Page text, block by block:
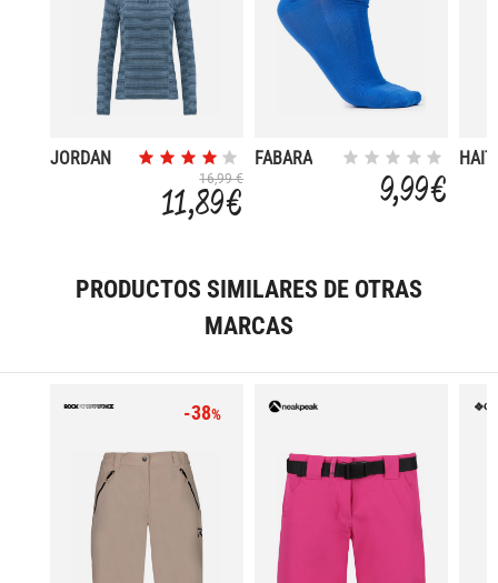
JORDAN
16,99 €
11,89 €
FABARA
9,99 €
HAITI
PRODUCTOS SIMILARES DE OTRAS
MARCAS
-38%